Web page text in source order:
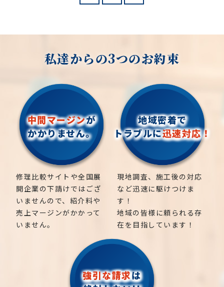
木、高木、植栽の年間管理なども対応しております
お気軽にお問い合わせください！
松、スギ、クスノキ、くろがねもち、もみの木、どん
ぐりの木、竹、柿の木、オリーブ、もみじ、柿の木、
金木犀、アカシア、シダレエゴノキ、コニファー、
梅、かしの木、ブルーアイス、クチナシ、ナンテン、
クスノキ、 薪の木、ケヤキ、コノデカシワ、マキの
木、桜、ゴールドクレスト、アオハダ、いちじく、椰
子の木、ゴールデンアカシア、紅葉、シマトネリコ、
グレープフルーツの木、カツラの木、柿、みかん、グ
ミ、エゴノキ、ハナミズキ、ジューンベリー、ヤマボ
ウシ、カイズカ、花梨、クロガネモチ、ベニカナメ、
サザンカ、ホルトノキ、つつじ、コデマリ
私達からの3つのお約束
中間マージンが
かかりません。
修理比較サイトや全国展
開企業の下請けではござ
いませんので、紹介料や
売上マージンがかかって
いません。
地域密着で
トラブルに迅速対応！
現地調査、施工後の対応
など迅速に駆けつけま
す！
地域の皆様に頼られる存
在を目指しています！
強引な請求は